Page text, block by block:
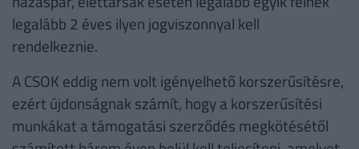
legalább 2 éves ilyen jogviszonnyal kell
rendelkeznie.
A CSOK eddig nem volt igényelhető korszerűsítésre,
ezért újdonságnak számít, hogy a korszerűsítési
munkákat a támogatási szerződés megkötésétől